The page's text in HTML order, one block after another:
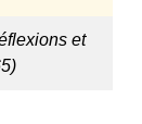
et